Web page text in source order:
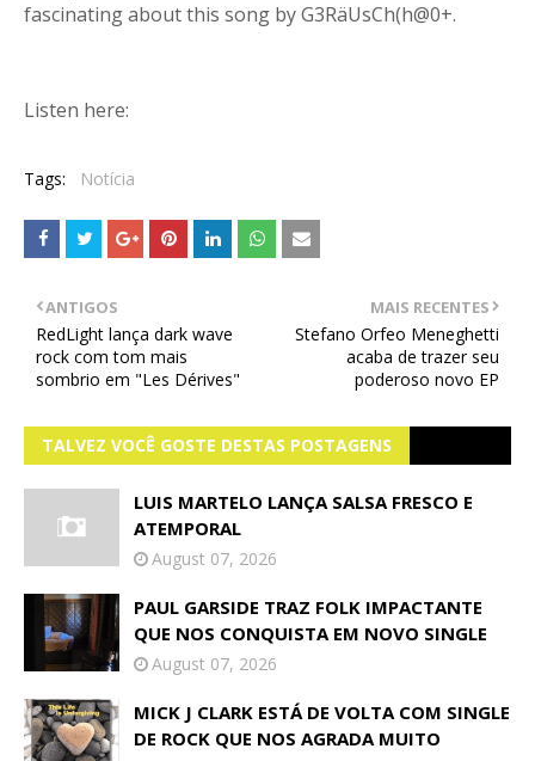
fascinating about this song by G3RäUsCh(h@0+.
Listen here:
Tags: Notícia
MAIS RECENTES
Stefano Orfeo Meneghetti
acaba de trazer seu
poderoso novo EP
ANTIGOS
RedLight lança dark wave
rock com tom mais
sombrio em "Les Dérives"
TALVEZ VOCÊ GOSTE DESTAS POSTAGENS
LUIS MARTELO LANÇA SALSA FRESCO E
ATEMPORAL
August 07, 2026
PAUL GARSIDE TRAZ FOLK IMPACTANTE
QUE NOS CONQUISTA EM NOVO SINGLE
August 07, 2026
MICK J CLARK ESTÁ DE VOLTA COM SINGLE
DE ROCK QUE NOS AGRADA MUITO